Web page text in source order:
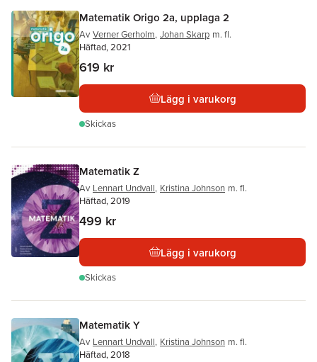
Matematik Origo 2a, upplaga 2
Av Verner Gerholm, Johan Skarp m. fl.
Häftad, 2021
619 kr
Lägg i varukorg
Skickas
Matematik Z
Av Lennart Undvall, Kristina Johnson m. fl.
Häftad, 2019
499 kr
Lägg i varukorg
Skickas
Matematik Y
Av Lennart Undvall, Kristina Johnson m. fl.
Häftad, 2018